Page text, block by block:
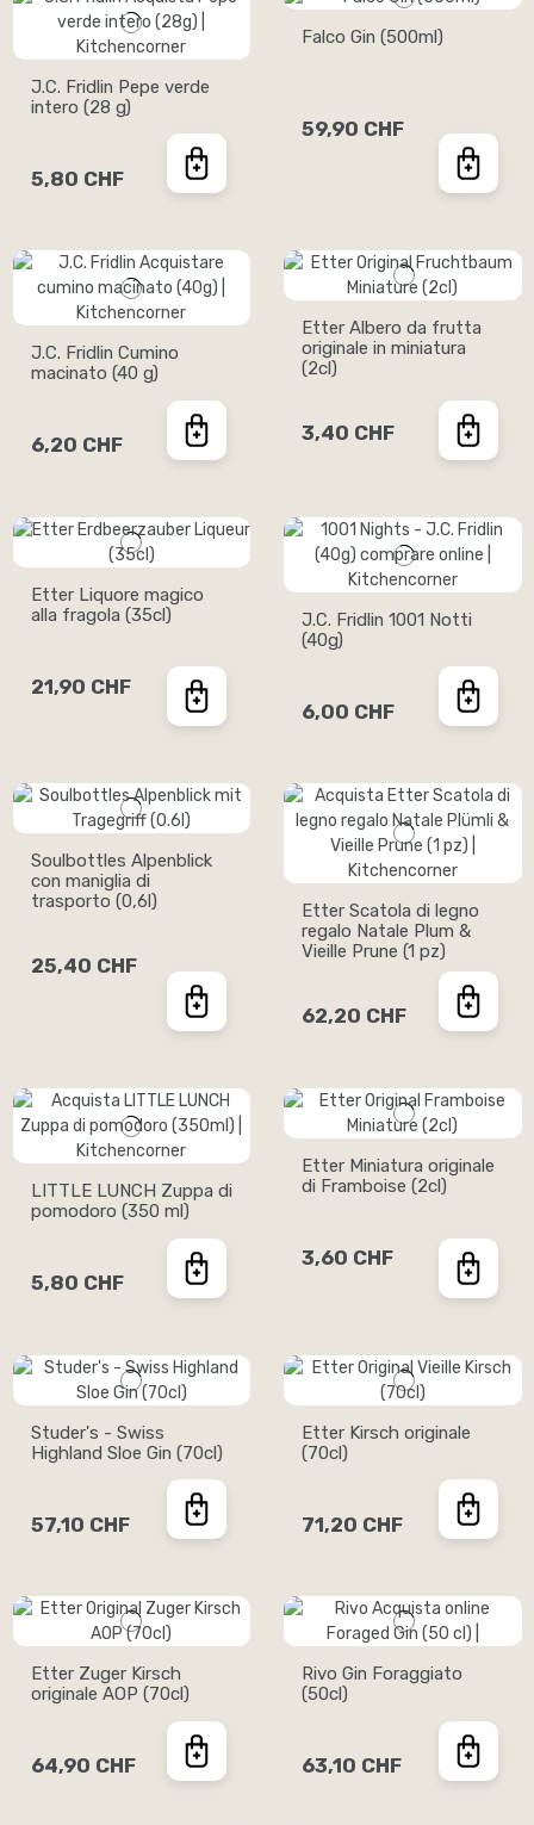
J.C. Fridlin Pepe verde
intero (28 g)
5,80 CHF
Falco Gin (500ml)
59,90 CHF
J.C. Fridlin Cumino
macinato (40 g)
6,20 CHF
Etter Albero da frutta
originale in miniatura
(2cl)
3,40 CHF
Etter Liquore magico
alla fragola (35cl)
21,90 CHF
J.C. Fridlin 1001 Notti
(40g)
6,00 CHF
Soulbottles Alpenblick
con maniglia di
trasporto (0,6l)
25,40 CHF
Etter Scatola di legno
regalo Natale Plum &
Vieille Prune (1 pz)
62,20 CHF
LITTLE LUNCH Zuppa di
pomodoro (350 ml)
5,80 CHF
Etter Miniatura originale
di Framboise (2cl)
3,60 CHF
Studer's - Swiss
Highland Sloe Gin (70cl)
57,10 CHF
Etter Kirsch originale
(70cl)
71,20 CHF
Etter Zuger Kirsch
originale AOP (70cl)
64,90 CHF
Rivo Gin Foraggiato
(50cl)
63,10 CHF